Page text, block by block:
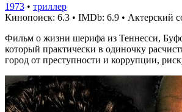
1973 • триллер
Кинопоиск: 6.3 • IMDb: 6.9 • Актерский
Фильм о жизни шерифа из Теннесси,
который практически в одиночку
город от преступности и коррупции,